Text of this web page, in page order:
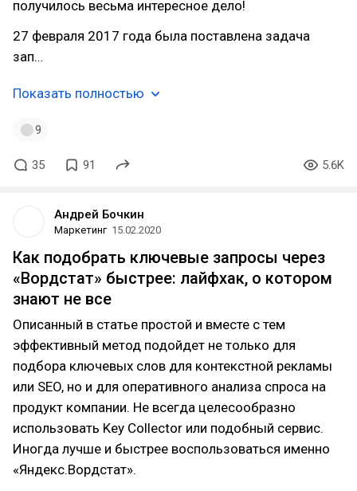
получилось весьма интересное дело!
27 февраля 2017 года была поставлена задача
зап…
Показать полностью
9
35 91 5.6K
Андрей Бочкин
Маркетинг 15.02.2020
Как подобрать ключевые запросы через
«Вордстат» быстрее: лайфхак, о котором
знают не все
Описанный в статье простой и вместе с тем
эффективный метод подойдет не только для
подбора ключевых слов для контекстной рекламы
или SEO, но и для оперативного анализа спроса на
продукт компании. Не всегда целесообразно
использовать Key Collector или подобный сервис.
Иногда лучше и быстрее воспользоваться именно
«Яндекс.Вордстат».